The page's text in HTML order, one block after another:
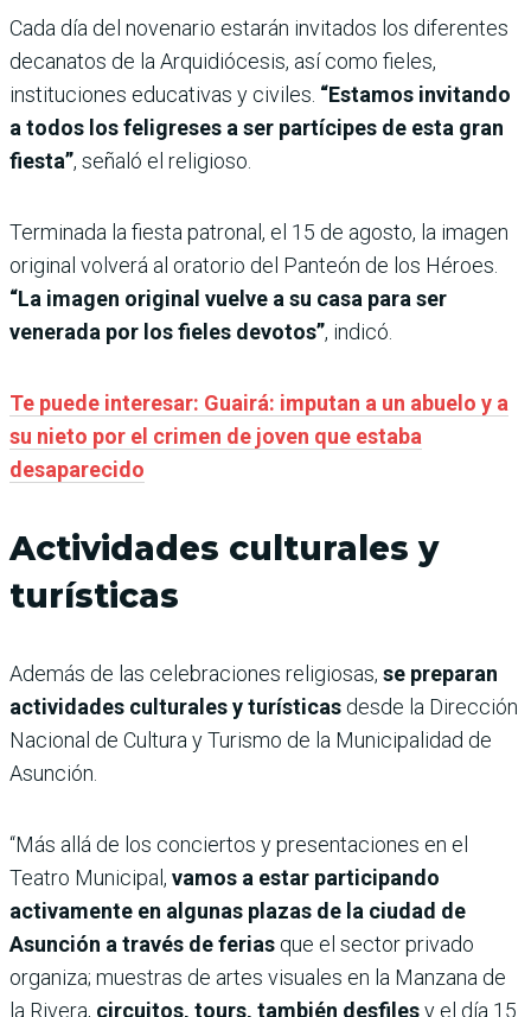
Cada día del novenario estarán invitados los diferentes
decanatos de la Arquidiócesis, así como fieles,
instituciones educativas y civiles. “Estamos invitando
a todos los feligreses a ser partícipes de esta gran
fiesta”, señaló el religioso.
Terminada la fiesta patronal, el 15 de agosto, la imagen
original volverá al oratorio del Panteón de los Héroes.
“La imagen original vuelve a su casa para ser
venerada por los fieles devotos”, indicó.
Te puede interesar: Guairá: imputan a un abuelo y a
su nieto por el crimen de joven que estaba
desaparecido
Actividades culturales y
turísticas
Además de las celebraciones religiosas, se preparan
actividades culturales y turísticas desde la Dirección
Nacional de Cultura y Turismo de la Municipalidad de
Asunción.
“Más allá de los conciertos y presentaciones en el
Teatro Municipal, vamos a estar participando
activamente en algunas plazas de la ciudad de
Asunción a través de ferias que el sector privado
organiza; muestras de artes visuales en la Manzana de
la Rivera, circuitos, tours, también desfilesy el día 15